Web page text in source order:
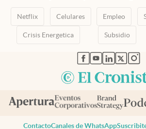
Netflix Celulares Empleo
Crisis Energetica Subsidio
abre en nueva
abre enabre en
abre
ContactoCanales de WhatsApp